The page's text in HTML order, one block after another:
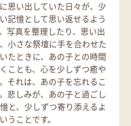
思い出していた日々が、少
記憶として思い返せるよう
写真を整理したり、思い出
小さな祭壇に手を合わせた
たときに、あの子との時間
ことも、心を少しずつ癒や
それは、あの子を忘れるこ
悲しみが、あの子と過ごし
と、少しずつ寄り添えるよ
うことです。